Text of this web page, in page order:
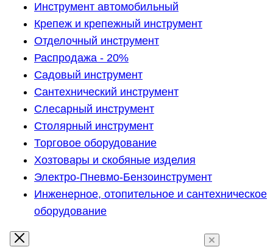
Инструмент автомобильный
Крепеж и крепежный инструмент
Отделочный инструмент
Распродажа - 20%
Садовый инструмент
Сантехнический инструмент
Слесарный инструмент
Столярный инструмент
Торговое оборудование
Хозтовары и скобяные изделия
Электро-Пневмо-Бензоинструмент
Инженерное, отопительное и сантехническое
оборудование